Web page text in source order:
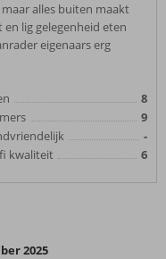
alles buiten maakt
lig gelegenheid eten
eigenaars erg
8
9
-
kwaliteit
6
2025